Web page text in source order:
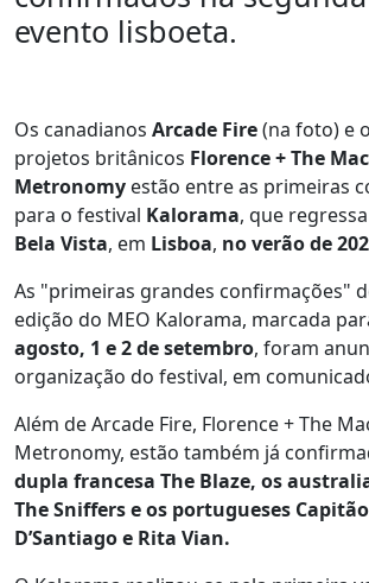
evento lisboeta.
Os canadianos Arcade Fire(na foto) e
projetos britânicos Florence + The
Metronomy estão entre as primeiras
para o festival Kalorama, que
Bela Vista, em Lisboa, no verão de
As "primeiras grandes confirmações"
edição do MEO Kalorama, marcada
agosto, 1 e 2 de setembro, foram
organização do festival, em
Além de Arcade Fire, Florence + The
Metronomy, estão também já
dupla francesa The Blaze, os
The Sniffers e os portugueses
D’Santiago e Rita Vian.